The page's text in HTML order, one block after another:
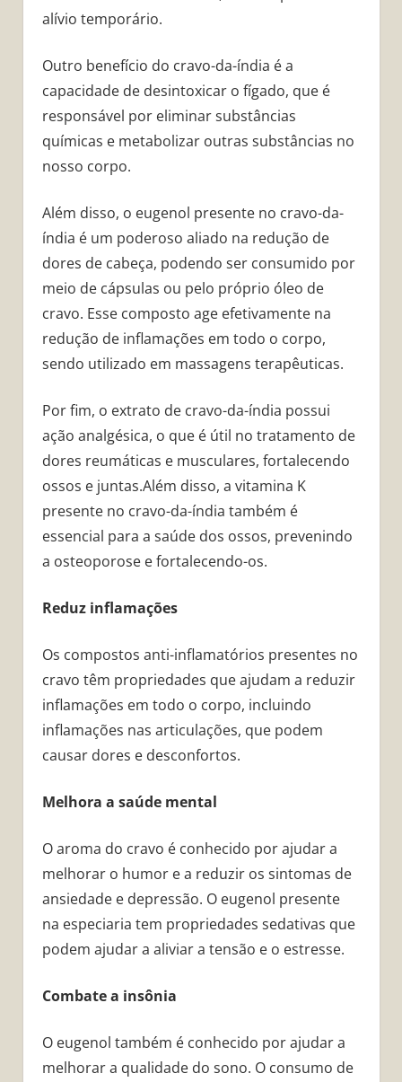
alívio temporário.
Outro benefício do cravo-da-índia é a
capacidade de desintoxicar o fígado, que é
responsável por eliminar substâncias
químicas e metabolizar outras substâncias no
nosso corpo.
Além disso, o eugenol presente no cravo-da-
índia é um poderoso aliado na redução de
dores de cabeça, podendo ser consumido por
meio de cápsulas ou pelo próprio óleo de
cravo. Esse composto age efetivamente na
redução de inflamações em todo o corpo,
sendo utilizado em massagens terapêuticas.
Por fim, o extrato de cravo-da-índia possui
ação analgésica, o que é útil no tratamento de
dores reumáticas e musculares, fortalecendo
ossos e juntas.Além disso, a vitamina K
presente no cravo-da-índia também é
essencial para a saúde dos ossos, prevenindo
a osteoporose e fortalecendo-os.
Reduz inflamações
Os compostos anti-inflamatórios presentes no
cravo têm propriedades que ajudam a reduzir
inflamações em todo o corpo, incluindo
inflamações nas articulações, que podem
causar dores e desconfortos.
Melhora a saúde mental
O aroma do cravo é conhecido por ajudar a
melhorar o humor e a reduzir os sintomas de
ansiedade e depressão. O eugenol presente
na especiaria tem propriedades sedativas que
podem ajudar a aliviar a tensão e o estresse.
Combate a insônia
O eugenol também é conhecido por ajudar a
melhorar a qualidade do sono. O consumo de